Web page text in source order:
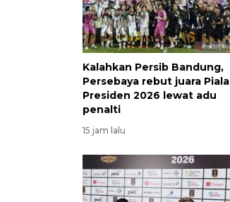
Kalahkan Persib Bandung,
Persebaya rebut juara Piala
Presiden 2026 lewat adu
penalti
15 jam lalu